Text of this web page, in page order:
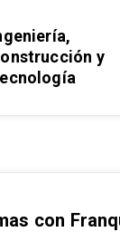
y
con